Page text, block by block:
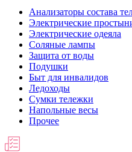
Анализаторы состава
Электрические
Электрические одеяла
Соляные лампы
Защита от воды
Подушки
Быт для инвалидов
Ледоходы
Сумки тележки
Напольные весы
Прочее